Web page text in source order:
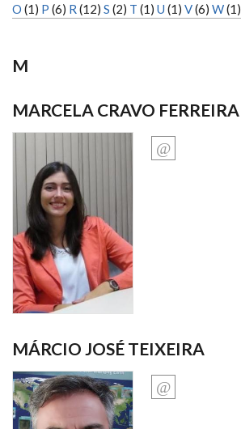
O (1) P (6) R (12) S (2) T (1) U (1) V(6) W(1)
M
MARCELA CRAVO FERREIRA
MÁRCIO JOSÉ TEIXEIRA